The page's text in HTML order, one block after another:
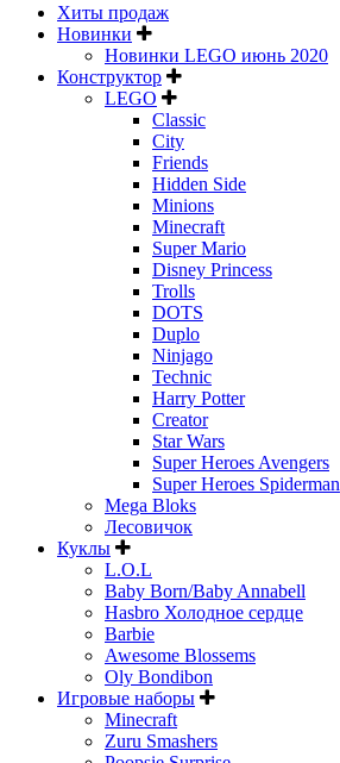
Хиты продаж
Новинки
Новинки LEGO июнь 2020
Конструктор
LEGO
Classic
City
Friends
Hidden Side
Minions
Minecraft
Super Mario
Disney Princess
Trolls
DOTS
Duplo
Ninjago
Technic
Harry Potter
Creator
Star Wars
Super Heroes Avengers
Super Heroes Spiderman
Mega Bloks
Лесовичок
Куклы
L.O.L
Baby Born/Baby Annabell
Hasbro Холодное сердце
Barbie
Awesome Blossems
Oly Bondibon
Игровые наборы
Minecraft
Zuru Smashers